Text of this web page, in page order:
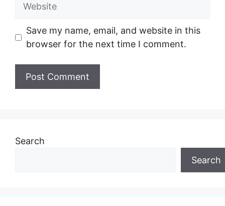
Save my name, email, and website in this
browser for the next time I comment.
Search
Search